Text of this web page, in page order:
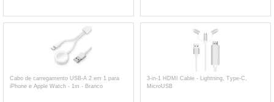
Cabo de carregamento USB-A 2 em 1 para
iPhone e Apple Watch - 1m - Branco
3-in-1 HDMI Cable - Lightning, Type-C,
MicroUSB